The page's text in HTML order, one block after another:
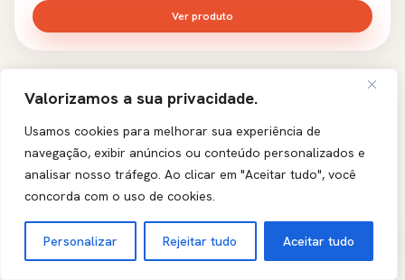
Valorizamos a sua privacidade.
Usamos cookies para melhorar sua experiência de
navegação, exibir anúncios ou conteúdo personalizados e
analisar nosso tráfego. Ao clicar em "Aceitar tudo", você
concorda com o uso de cookies.
Personalizar Rejeitar tudo Aceitar tudo
Ver produto